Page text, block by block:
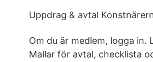
Uppdrag & avtal
Om du är medlem, logga
Mallar för avtal, checklista